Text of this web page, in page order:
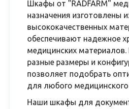
Шкафы от "RADFARM"
назначения изготовлены
высококачественных
обеспечивают надежное
медицинских
разные размеры и
позволяет подобрать
для любого
Наши шкафы для